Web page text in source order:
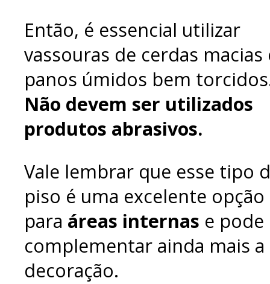
Então, é essencial utilizar
vassouras de cerdas macias
panos úmidos bem
Não devem ser utilizados
produtos abrasivos.
Vale lembrar que esse tipo
piso é uma excelente opção
para áreas internas e pode
complementar ainda mais a
decoração.